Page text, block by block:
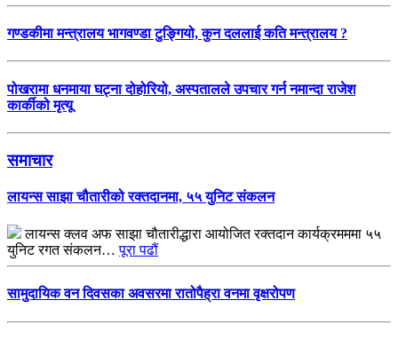
गण्डकीमा मन्त्रालय भागवण्डा टुङ्गियो, कुन दललाई कति मन्त्रालय ?
पोखरामा धनमाया घट्ना दोहोरियो, अस्पतालले उपचार गर्न नमान्दा राजेश
कार्कीको मृत्यू
समाचार
लायन्स साझा चौतारीको रक्तदानमा, ५५ युनिट संकलन
लायन्स क्लव अफ साझा चौतारीद्धारा आयोजित रक्तदान कार्यक्रमममा ५५
युनिट रगत संकलन…पूरा पढौं
सामुदायिक वन दिवसका अवसरमा रातोपैह्रा वनमा वृक्षरोपण